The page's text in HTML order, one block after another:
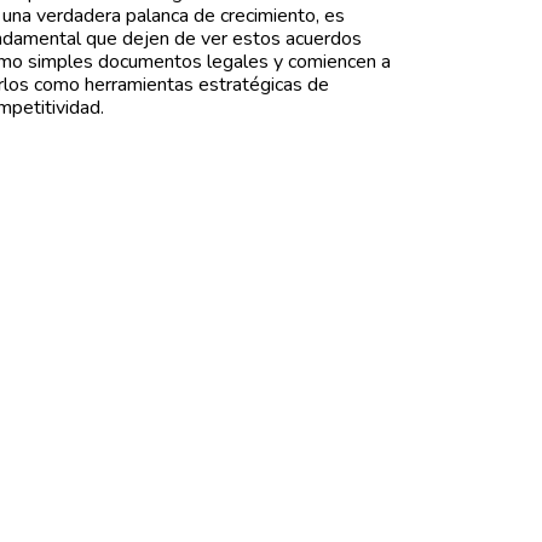
verdadera palanca de crecimiento, es
que dejen de ver estos acuerdos
simples documentos legales y comiencen a
como herramientas estratégicas de